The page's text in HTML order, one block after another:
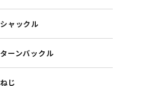
シャックル
ターンバックル
ねじ